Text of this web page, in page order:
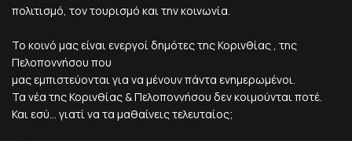
πολιτισμό, τον τουρισμό και την κοινωνία.
Το κοινό μας είναι ενεργοί δημότες της Κορινθίας , της
Πελοποννήσου που
μας εμπιστεύονται για να μένουν πάντα ενημερωμένοι.
Τα νέα της Κορινθίας & Πελοποννήσου δεν κοιμούνται ποτέ.
Και εσύ... γιατί να τα μαθαίνεις τελευταίος;